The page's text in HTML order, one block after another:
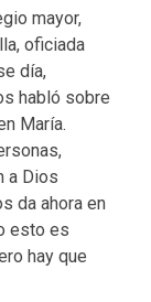
mayor,
oficiada
día,
habló sobre
María.
a Dios
da ahora en
esto es
hay que